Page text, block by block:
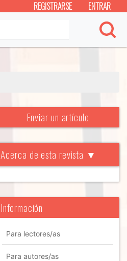
REGISTRARSE ENTRAR
Enviar un artículo
Acerca de esta revista ▼
Información
Para lectores/as
Para autores/as